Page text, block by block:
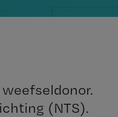
(NTS).